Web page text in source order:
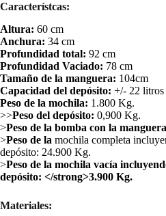
Característcas:
Altura: 60 cm
Anchura: 34 cm
Profundidad total: 92 cm
Profundidad Vaciado: 78 cm
Tamaño de la manguera: 104cm
Capacidad del depósito: +/- 22 litros
Peso de la mochila: 1.800 Kg.
>>Peso del depósito: 0,900 Kg.
>Peso de la bomba con la
>Peso de la mochila completa
depósito: 24.900 Kg.
>Peso de la mochila vacía
depósito: </strong>3.900 Kg.
Materiales: